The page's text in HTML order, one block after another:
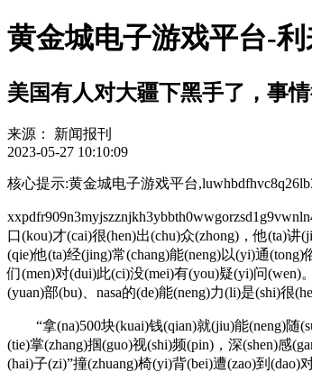
黄金城电子游戏平台-
美国有人对大疆下黑手了，事
来源：
新闻报刊
2023-05-27 10:10:09
核心提示:黄金城电子游戏平台
口(kou)才(cai)很(hen)出(chu)众(zhong)，他(ta)讲
(qie)他(ta)经(jing)常(chang)能(neng)以(yi)通
们(men)对(dui)此(ci)没(mei)有(you)疑(yi)问(wen)
(yuan)部(bu)、nasa的(de)能(neng)力(li)是(shi)很
“拿(na)500块(kuai)钱(qian)就(jiu)能(neng)随
(tie)掌(zhang)掴(guo)视(shi)频(pin)，深(shen)感
(hai)子(zi)”撞(zhuang)椅(yi)背(bei)遭(zao)到